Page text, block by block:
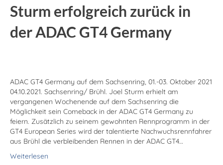
Sturm erfolgreich zurück in
der ADAC GT4 Germany
ADAC GT4 Germany auf dem Sachsenring, 01.-03. Oktober 2021
04.10.2021. Sachsenring/ Brühl. Joel Sturm erhielt am
vergangenen Wochenende auf dem Sachsenring die
Möglichkeit sein Comeback in der ADAC GT4 Germany zu
feiern. Zusätzlich zu seinem gewohnten Rennprogramm in der
GT4 European Series wird der talentierte Nachwuchsrennfahrer
aus Brühl die verbleibenden Rennen in der ADAC GT4…
Weiterlesen